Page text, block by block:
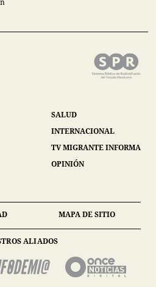
SALUD
INTERNACIONAL
TV MIGRANTE INFORMA
OPINIÓN
MAPA DE SITIO
ALIADOS